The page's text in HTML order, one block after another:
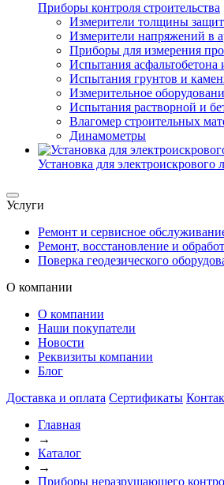
Приборы контроля строительства
Измерители толщины
Измерители напряжений в
Приборы для измерения
Испытания
Испытания грунтов и
Измерительное
Испытания растворной и
Влагомер строительных
Динамометры
Установка для электроискрового
Услуги
Ремонт и сервисное
Ремонт, восстановление и
Поверка геодезического
О компании
О компании
Наши покупатели
Новости
Реквизиты компании
Блог
Доставка и оплата Сертификаты
Главная
→
Каталог
→
Приборы неразрушающего